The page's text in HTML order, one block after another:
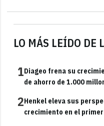
LO MÁS LEÍDO DE
1Diageo frena su
de ahorro de 1.000
2Henkel eleva sus
crecimiento en el